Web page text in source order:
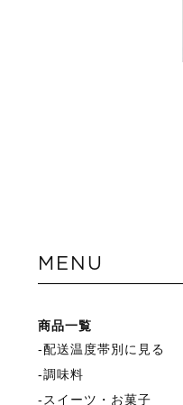
MENU
商品一覧
配送温度帯別に見る
調味料
スイーツ・お菓子